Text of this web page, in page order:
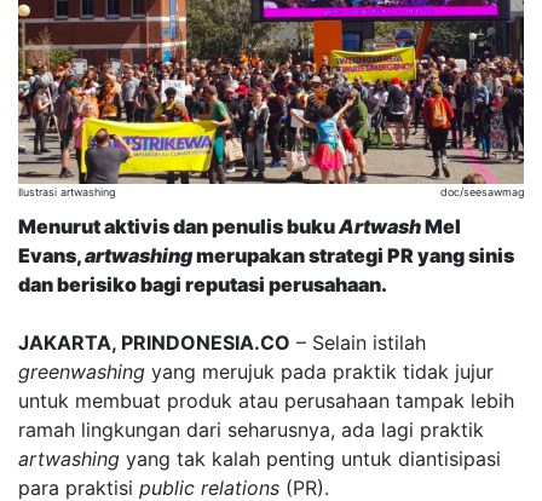
Ilustrasi artwashing doc/seesawmag
Menurut aktivis dan penulis bukuArtwashMel
Evans,artwashingmerupakan strategi PR yang sinis
dan berisiko bagi reputasi perusahaan.
JAKARTA, PRINDONESIA.CO – Selain istilah
greenwashing yang merujuk pada praktik tidak jujur
untuk membuat produk atau perusahaan tampak lebih
ramah lingkungan dari seharusnya, ada lagi praktik
artwashing yang tak kalah penting untuk diantisipasi
para praktisi public relations (PR).